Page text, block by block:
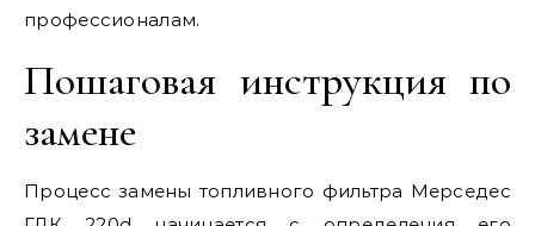
профессионалам.
Пошаговая инструкция по
замене
Процесс замены топливного фильтра Мерседес